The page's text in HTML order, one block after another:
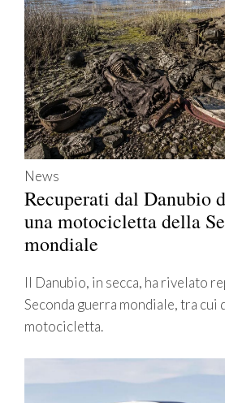
News
Recuperati dal Danubio
una motocicletta della
mondiale
Il Danubio, in secca, ha rivelato
Seconda guerra mondiale, tra cui
motocicletta.